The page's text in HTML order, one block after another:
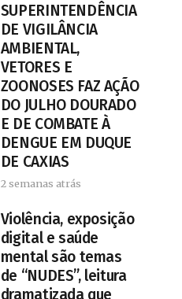
SUPERINTENDÊNCIA
DE VIGILÂNCIA
AMBIENTAL,
VETORES E
ZOONOSES FAZ AÇÃO
DO JULHO DOURADO
E DE COMBATE À
DENGUE EM DUQUE
DE CAXIAS
2 semanas atrás
Violência, exposição
digital e saúde
mental são temas
de “NUDES”, leitura
dramatizada que